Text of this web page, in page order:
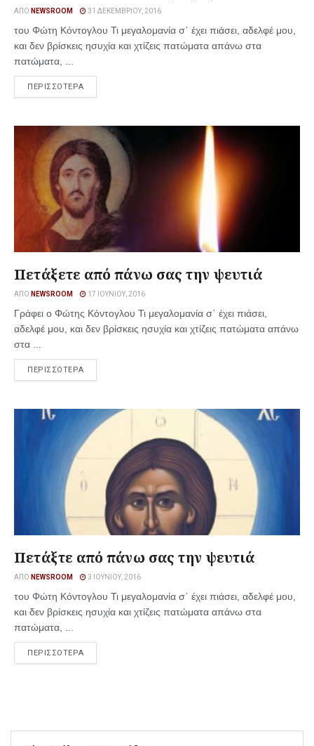
ΑΠΌ NEWSROOM 31 ΔΕΚΕΜΒΡΊΟΥ, 2016
του Φώτη Κόντογλου Τι μεγαλομανία σ᾿ έχει πιάσει, αδελφέ μου,
και δεν βρίσκεις ησυχία και χτίζεις πατώματα απάνω στα
πατώματα, ...
ΠΕΡΙΣΣΟΤΕΡΑ
Πετάξετε από πάνω σας την ψευτιά
ΑΠΌ NEWSROOM 17 ΙΟΥΝΊΟΥ, 2016
Γράφει ο Φώτης Κόντογλου Τι μεγαλομανία σ᾿ έχει πιάσει,
αδελφέ μου, και δεν βρίσκεις ησυχία και χτίζεις πατώματα απάνω
στα ...
ΠΕΡΙΣΣΟΤΕΡΑ
Πετάξτε από πάνω σας την ψευτιά
ΑΠΌ NEWSROOM 3 ΙΟΥΝΊΟΥ, 2016
του Φώτη Κόντογλου Τι μεγαλομανία σ᾿ έχει πιάσει, αδελφέ μου,
και δεν βρίσκεις ησυχία και χτίζεις πατώματα απάνω στα
πατώματα, ...
ΠΕΡΙΣΣΟΤΕΡΑ